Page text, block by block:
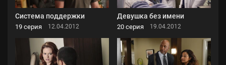
Система поддержки
19 серия 12.04.2012
Девушка без имени
20 серия 19.04.2012